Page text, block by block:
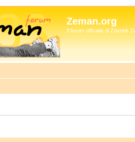
Zeman.org
Il forum ufficiale di Zdenek